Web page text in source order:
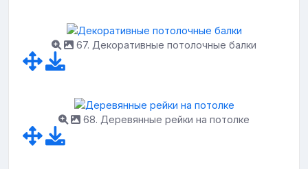
67. Декоративные потолочные балки
68. Деревянные рейки на потолке